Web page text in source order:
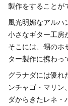
製作をすることが
風光明媚なアルハ
小さなギター工房
そこには、甥のホ
ター製作に携わっ
グラナダには優れ
ンチャゴ・マリン
ダからきたレネ